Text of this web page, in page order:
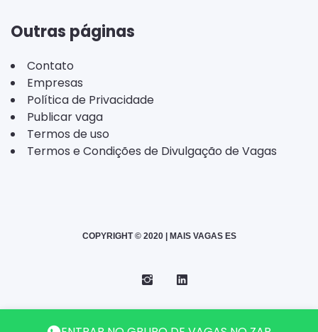
Outras páginas
Contato
Empresas
Política de Privacidade
Publicar vaga
Termos de uso
Termos e Condições de Divulgação de Vagas
COPYRIGHT © 2020 | MAIS VAGAS ES
Instagram
Telegram
LinkedIn